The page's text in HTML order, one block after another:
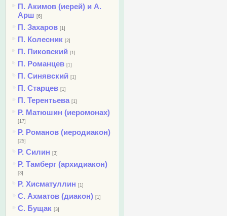
П. Акимов (иерей) и А.
Арш [6]
П. Захаров [1]
П. Колесник [2]
П. Пиковский [1]
П. Романцев [1]
П. Синявский [1]
П. Старцев [1]
П. Терентьева [1]
Р. Матюшин (иеромонах)
[17]
Р. Романов (иеродиакон)
[25]
Р. Силин [3]
Р. Тамберг (архидиакон)
[3]
Р. Хисматуллин [1]
С. Ахматов (диакон) [1]
С. Бущак [3]